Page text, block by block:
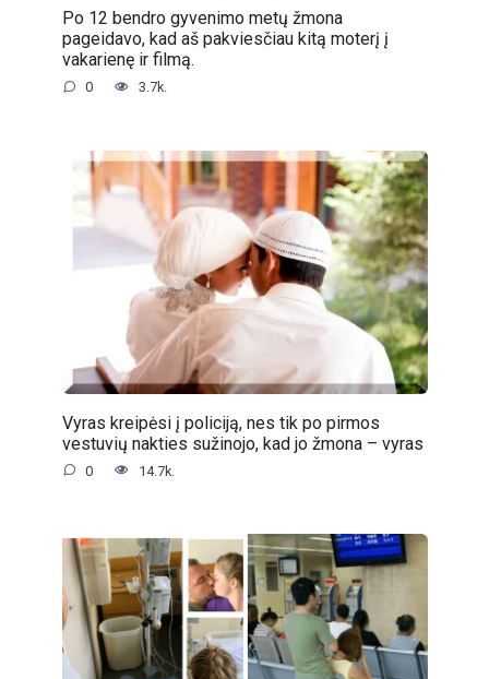
Po 12 bendro gyvenimo metų žmona
pageidavo, kad aš pakviesčiau kitą moterį į
vakarienę ir filmą.
0 3.7k.
Vyras kreipėsi į policiją, nes tik po pirmos
vestuvių nakties sužinojo, kad jo žmona – vyras
0 14.7k.